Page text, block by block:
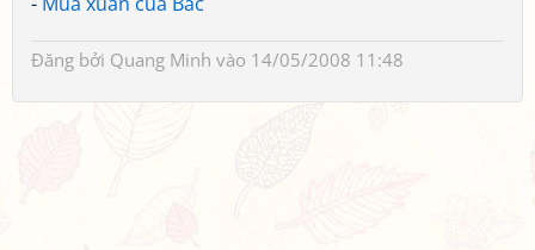
Đăng bởi Quang Minh vào 14/05/2008 11:48